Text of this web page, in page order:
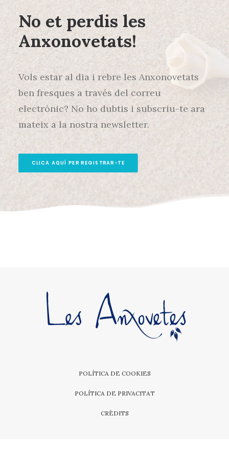
No et perdis les
Anxonovetats!
Vols estar al dia i rebre les Anxonovetats
ben fresques a través del correu
electrònic? No ho dubtis i subscriu-te ara
mateix a la nostra newsletter.
CLICA AQUÍ PER REGISTRAR-TE
POLÍTICA DE COOKIES
POLÍTICA DE PRIVACITAT
CRÈDITS